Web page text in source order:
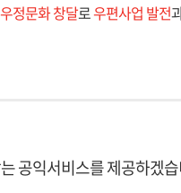
정문화 창달로우편사업 발전
공익서비스를 제공하겠